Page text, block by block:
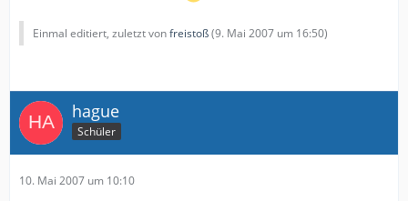
Einmal editiert, zuletzt vonfreistoß(9. Mai 2007 um 16:50)
hague
Schüler
10. Mai 2007 um 10:10